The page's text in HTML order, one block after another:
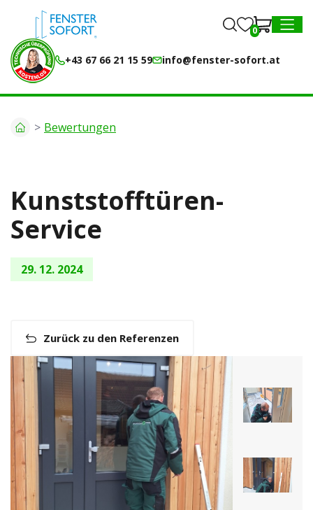
MENU
+43 67 66 21 15 59 info@fenster-sofort.at
0
Bewertungen
Kunststofftüren-
Service
29. 12. 2024
Zurück zu den Referenzen